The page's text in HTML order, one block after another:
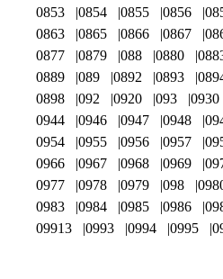
0853
0854 0855 0856
0863
0865 0866 0867
0877
0879 088 0880
0889
089 0892 0893
0898
092 0920 093 0930
0944
0946 0947 0948
0954
0955 0956 0957
0966
0967 0968 0969
0977
0978 0979 098
0983
0984 0985 0986
09913
0993 0994 0995